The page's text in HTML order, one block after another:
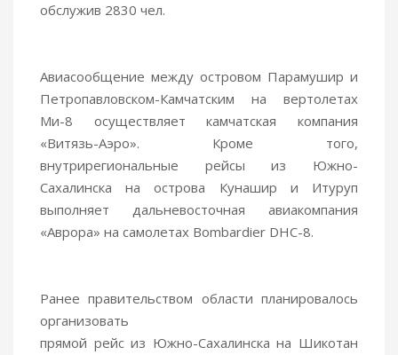
обслужив 2830 чел.
Авиасообщение между островом Парамушир и
Петропавловском-Камчатским на вертолетах
Ми-8 осуществляет камчатская компания
«Витязь-Аэро». Кроме того,
внутрирегиональные рейсы из Южно-
Сахалинска на острова Кунашир и Итуруп
выполняет дальневосточная авиакомпания
«Аврора» на самолетах Bombardier DHC-8.
Ранее правительством области планировалось
организовать
прямой рейс из Южно-Сахалинска на Шикотан